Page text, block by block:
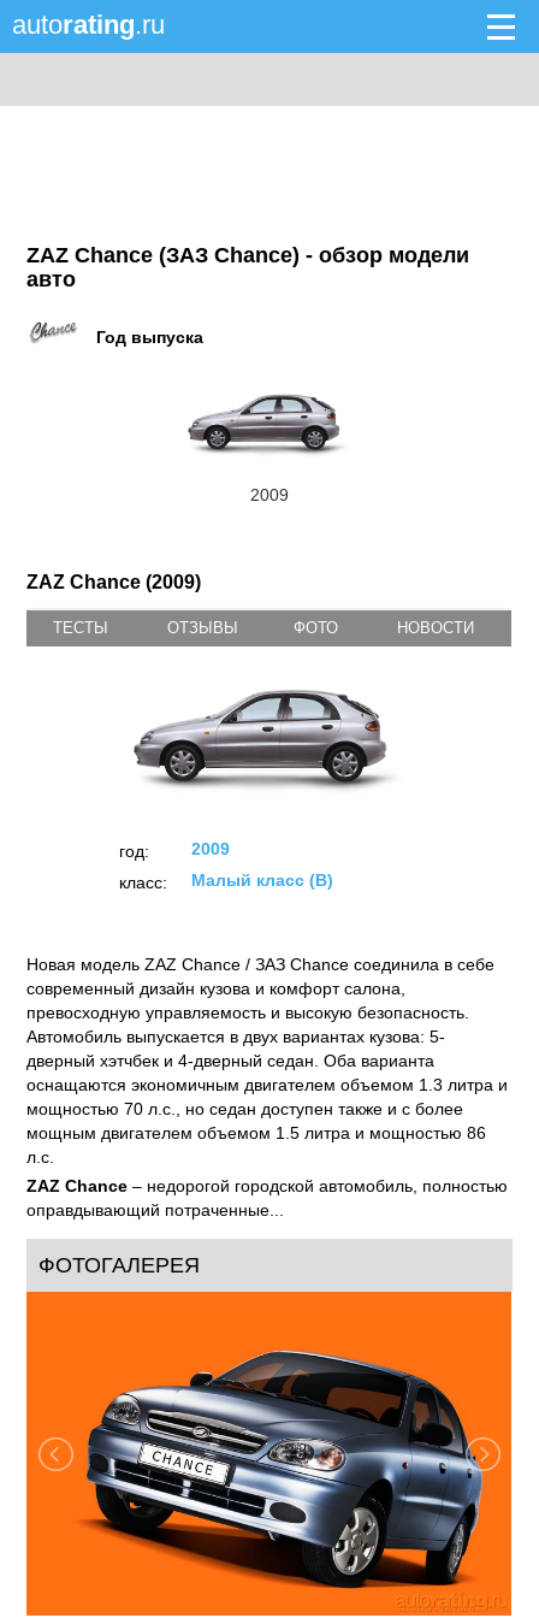
autorating.ru
ZAZ Chance (ЗАЗ Chance) - обзор модели
авто
Год выпуска
2009
ZAZ Chance (2009)
ТЕСТЫ ОТЗЫВЫ ФОТО НОВОСТИ
год:
2009
класс:
Малый класс (B)
Новая модель ZAZ Chance / ЗАЗ Chance соединила в себе
современный дизайн кузова и комфорт салона,
превосходную управляемость и высокую безопасность.
Автомобиль выпускается в двух вариантах кузова: 5-
дверный хэтчбек и 4-дверный седан. Оба варианта
оснащаются экономичным двигателем объемом 1.3 литра и
мощностью 70 л.с., но седан доступен также и с более
мощным двигателем объемом 1.5 литра и мощностью 86
л.с.
ZAZ Chance – недорогой городской автомобиль, полностью
оправдывающий потраченные...
ФОТОГАЛЕРЕЯ